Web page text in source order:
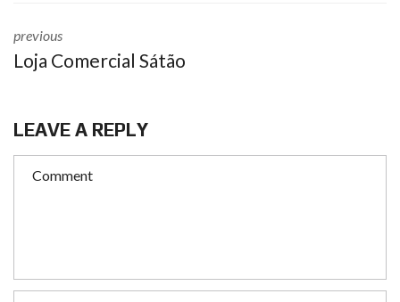
previous
Loja Comercial Sátão
LEAVE A REPLY